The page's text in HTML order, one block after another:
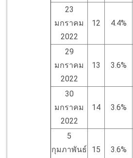
23
มกราคม
2022
12 4.4%
29
มกราคม
2022
13 3.6%
30
มกราคม
2022
14 3.6%
5
กุมภาพันธ์
15 3.6%